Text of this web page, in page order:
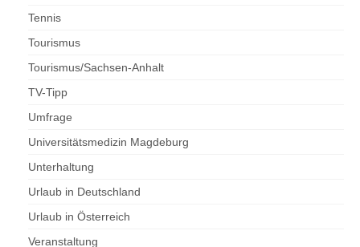
Tennis
Tourismus
Tourismus/Sachsen-Anhalt
TV-Tipp
Umfrage
Universitätsmedizin Magdeburg
Unterhaltung
Urlaub in Deutschland
Urlaub in Österreich
Veranstaltung